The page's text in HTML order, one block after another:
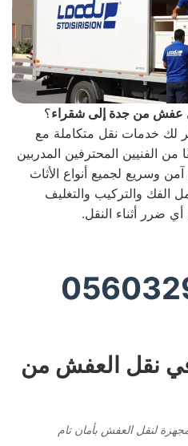
عفش من جدة إلى شقراء؟
لك خدمات نقل متكاملة مع
الفنيين المحترفين المدربين
وسريع لجميع أنواع الأثاث
الفك والتركيب والتغليف
ضرر أثناء النقل.
في نقل العفش من
لنقل العفش بأمان تام